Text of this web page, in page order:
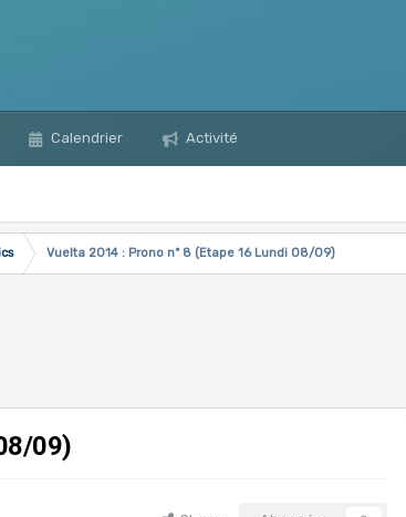
Calendrier Activité
Vuelta 2014 : Prono n° 8 (Etape 16 Lundi 08/09)
09)